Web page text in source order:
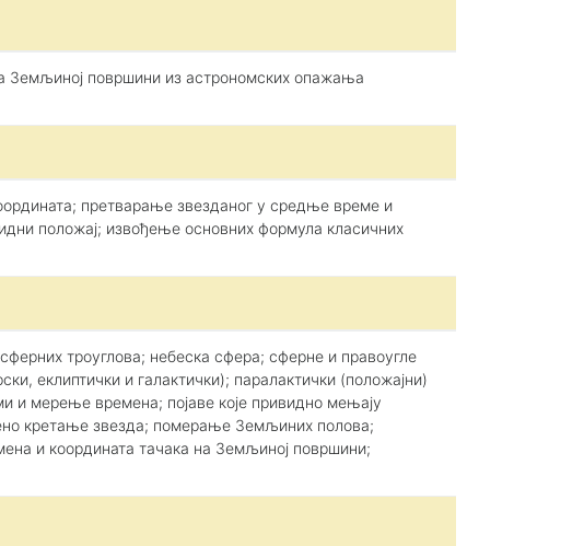
Земљиној површини из астрономских опажања
претварање звезданог у средње време и
положај; извођење основних формула класичних
троуглова; небеска сфера; сферне и правоугле
еклиптички и галактички); паралактички (положајни)
и мерење времена; појаве које привидно мењају
кретање звезда; померање Земљиних полова;
и координата тачака на Земљиној површини;